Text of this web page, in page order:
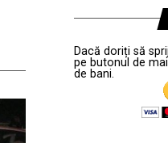
Dacă doriți să
pe butonul de
de bani.